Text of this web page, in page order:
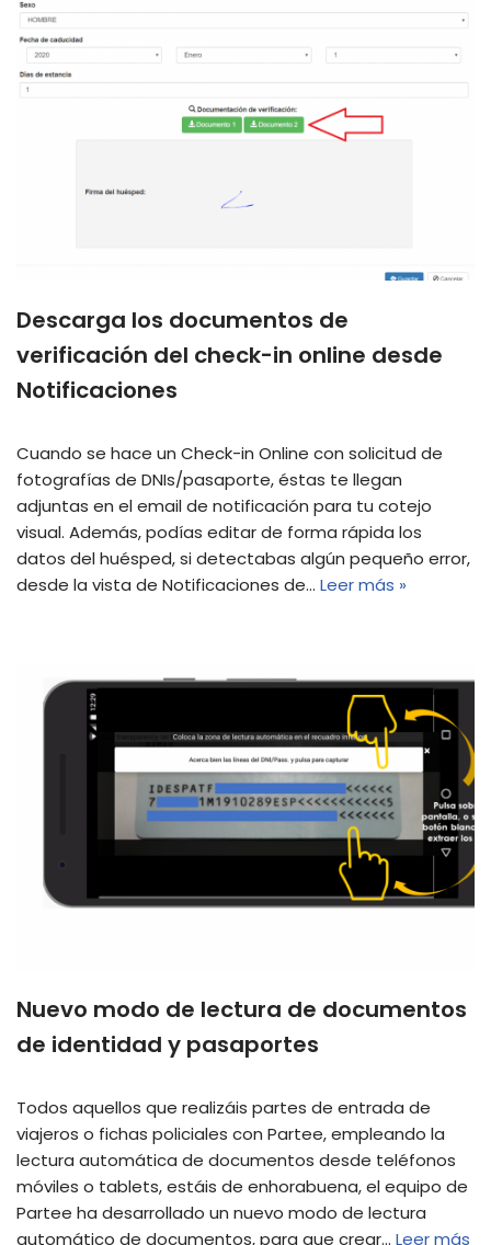
Descarga los documentos de
verificación del check-in online desde
Notificaciones
Cuando se hace un Check-in Online con solicitud de
fotografías de DNIs/pasaporte, éstas te llegan
adjuntas en el email de notificación para tu cotejo
visual. Además, podías editar de forma rápida los
datos del huésped, si detectabas algún pequeño error,
desde la vista de Notificaciones de… Leer más »
Nuevo modo de lectura de documentos
de identidad y pasaportes
Todos aquellos que realizáis partes de entrada de
viajeros o fichas policiales con Partee, empleando la
lectura automática de documentos desde teléfonos
móviles o tablets, estáis de enhorabuena, el equipo de
Partee ha desarrollado un nuevo modo de lectura
automático de documentos, para que crear… Leer más